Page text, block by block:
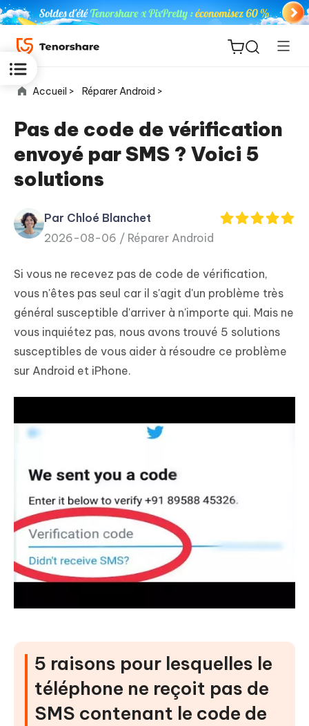
ReiBoot
for iOS
PDNob
PDF
New
iAnyGo
Accueil > Réparer Android >
Pas de code de vérification
envoyé par SMS ? Voici 5
solutions
Par Chloé Blanchet
2026-08-06 / Réparer Android
Si vous ne recevez pas de code de vérification,
vous n'êtes pas seul car il s'agit d'un problème très
général susceptible d'arriver à n'importe qui. Mais ne
vous inquiétez pas, nous avons trouvé 5 solutions
susceptibles de vous aider à résoudre ce problème
sur Android et iPhone.
5 raisons pour lesquelles le
téléphone ne reçoit pas de
SMS contenant le code de